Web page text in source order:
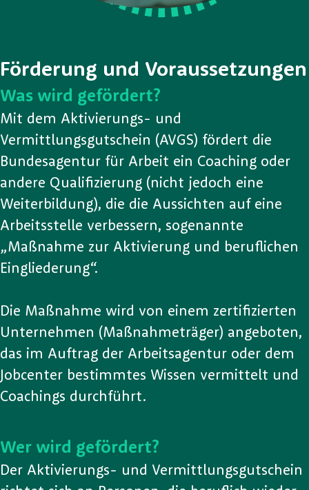
Förderung und Voraussetzungen
Was wird gefördert?
Mit dem Aktivierungs- und
Vermittlungsgutschein (AVGS) fördert die
Bundesagentur für Arbeit ein Coaching oder
andere Qualifizierung (nicht jedoch eine
Weiterbildung), die die Aussichten auf eine
Arbeitsstelle verbessern, sogenannte
„Maßnahme zur Aktivierung und beruflichen
Eingliederung“.
Die Maßnahme wird von einem zertifizierten
Unternehmen (Maßnahmeträger) angeboten,
das im Auftrag der Arbeitsagentur oder dem
Jobcenter bestimmtes Wissen vermittelt und
Coachings durchführt.
Wer wird gefördert?
Der Aktivierungs- und Vermittlungsgutschein